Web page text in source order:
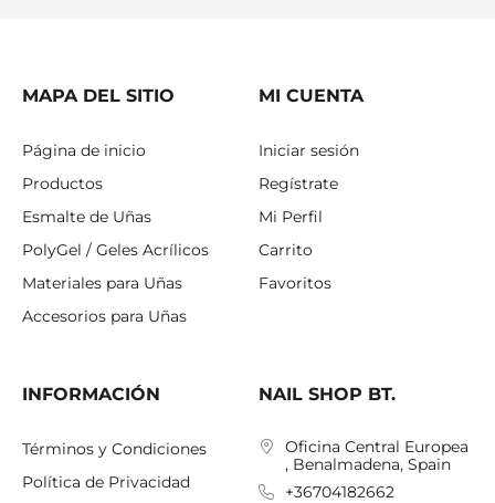
MAPA DEL SITIO
Página de inicio
Productos
Esmalte de Uñas
PolyGel / Geles Acrílicos
Materiales para Uñas
Accesorios para Uñas
MI CUENTA
Iniciar sesión
Regístrate
Mi Perfil
Carrito
Favoritos
INFORMACIÓN
Términos y Condiciones
Política de Privacidad
NAIL SHOP BT.
Oficina Central Europea
, Benalmadena, Spain
+36704182662